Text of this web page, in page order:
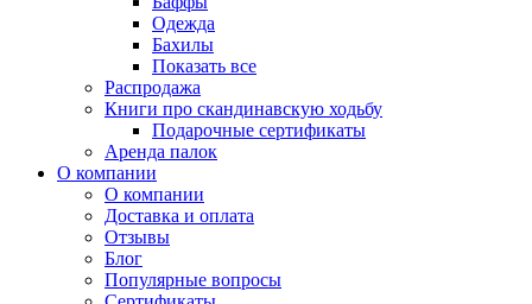
Одежда
Бахилы
Показать все
Распродажа
Книги про скандинавскую ходьбу
Подарочные сертификаты
Аренда палок
О компании
О компании
Доставка и оплата
Отзывы
Блог
Популярные вопросы